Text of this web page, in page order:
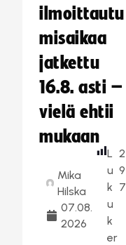
ilmoittautu
misaikaa
jatkettu
16.8. asti –
vielä ehtii
mukaan
Mika
Hilska
07.08.
2026
L
u
k
u
k
er
2
9
7